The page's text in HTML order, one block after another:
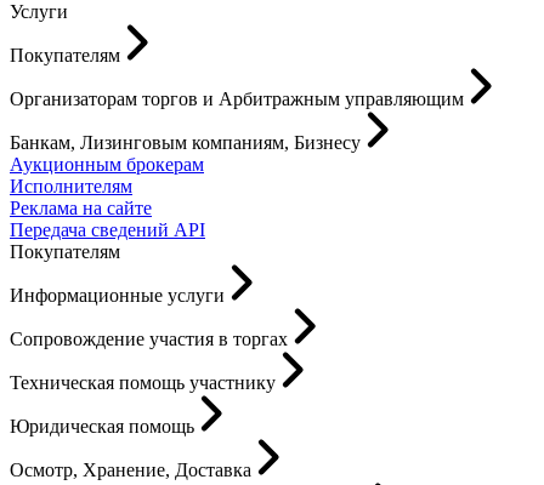
Услуги
Покупателям
Организаторам торгов и Арбитражным управляющим
Банкам, Лизинговым компаниям, Бизнесу
Аукционным брокерам
Исполнителям
Реклама на сайте
Передача сведений API
Покупателям
Информационные услуги
Сопровождение участия в торгах
Техническая помощь участнику
Юридическая помощь
Осмотр, Хранение, Доставка